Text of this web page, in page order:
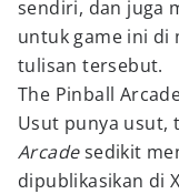
sendiri, dan juga
untuk game ini di
tulisan tersebut.
The Pinball
Usut punya usut,
Arcadesedikit
dipublikasikan di